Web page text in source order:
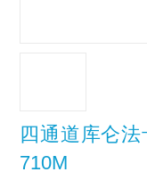
四通道库仑
710M